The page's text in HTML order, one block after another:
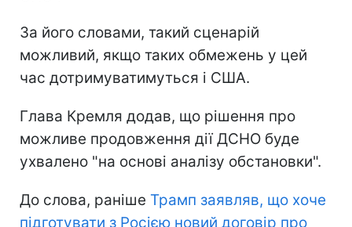
За його словами, такий сценарій
можливий, якщо таких обмежень у цей
час дотримуватимуться і США.
Глава Кремля додав, що рішення про
можливе продовження дії ДСНО буде
ухвалено "на основі аналізу обстановки".
До слова, раніше Трамп заявляв, що хоче
підготувати з Росією новий договір про